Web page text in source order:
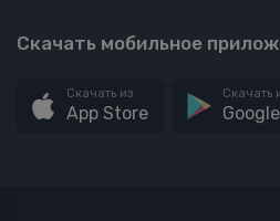
Скачать мобильное
Скачать из
App Store
Скачать